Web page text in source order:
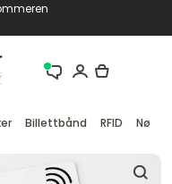
Billettbånd RFID